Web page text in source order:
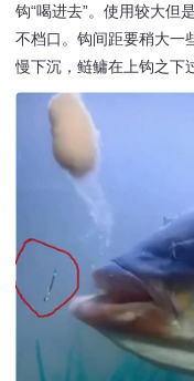
钩“喝进去”。使用较大但
不档口。钩间距要稍大一
慢下沉，鲢鳙在上钩之下